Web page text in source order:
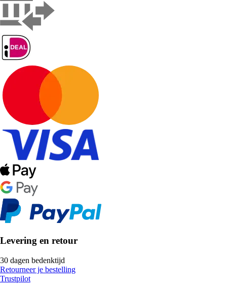
Levering en retour
30 dagen bedenktijd
Retourneer je bestelling
Trustpilot